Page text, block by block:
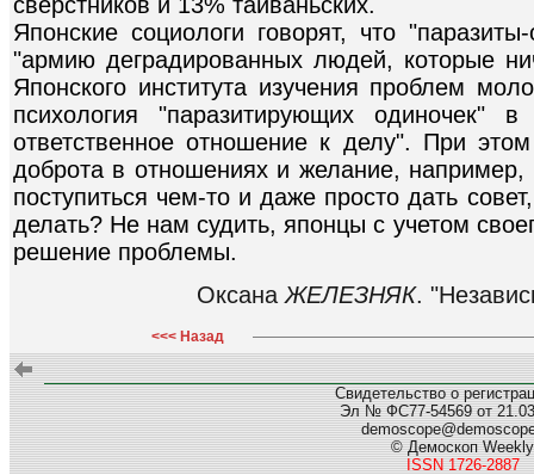
Японские социологи говорят, что
"армию деградированных людей, которые
Японского института изучения проблем
психология "паразитирующих одиночек"
ответственное отношение к делу". При
доброта в отношениях и желание, например,
поступиться чем-то и даже просто дать
делать? Не нам судить, японцы с учетом
решение проблемы.
Оксана ЖЕЛЕЗНЯК.
<<< Назад
Свидетельство о
Эл № ФС77-54569 от
© Демоскоп Weekly
ISSN 1726-2887